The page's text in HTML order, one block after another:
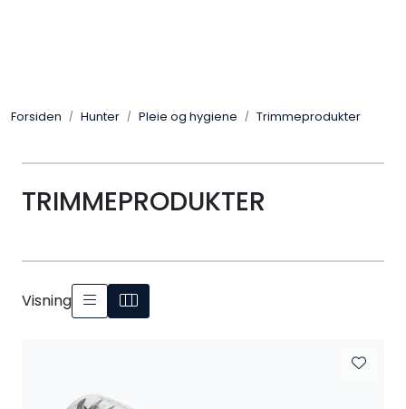
Forsiden Hunter Pleie og hygiene Trimmeprodukter
TRIMMEPRODUKTER
Visning
Leverandører